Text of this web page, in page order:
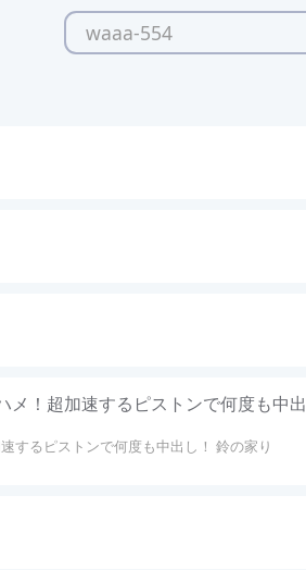
メ！超加速するピストンで何度も中出
するピストンで何度も中出し！ 鈴の家り